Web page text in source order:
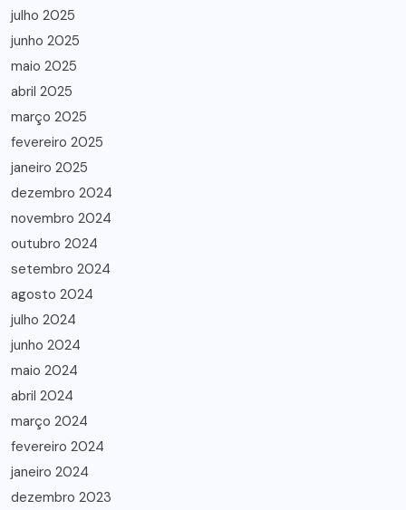
julho 2025
junho 2025
maio 2025
abril 2025
março 2025
fevereiro 2025
janeiro 2025
dezembro 2024
novembro 2024
outubro 2024
setembro 2024
agosto 2024
julho 2024
junho 2024
maio 2024
abril 2024
março 2024
fevereiro 2024
janeiro 2024
dezembro 2023